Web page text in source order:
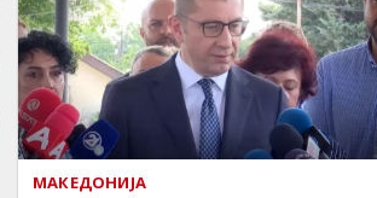
МАКЕДОНИЈА